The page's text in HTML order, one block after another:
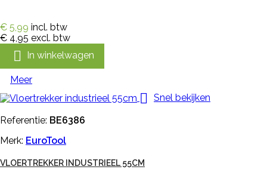
€ 5,99 incl. btw
€ 4,95 excl. btw
 In winkelwagen
Meer
 Snel bekijken
Referentie: BE6386
Merk: EuroTool
VLOERTREKKER INDUSTRIEEL 55CM